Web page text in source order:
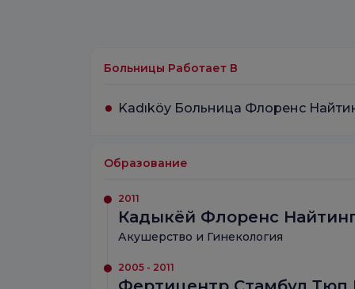
Больницы Работает В
Kadıköy Больница Флоренс
Образование
2011
Кадыкёй Флоренс
Акушерство и Гинекология
2005 - 2011